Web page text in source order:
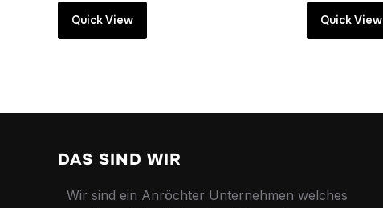
Quick View Quick View
DAS SIND WIR
Wir sind ein Anröchter Unternehmen welches